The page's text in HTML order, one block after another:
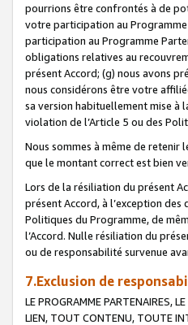
pourrions être confrontés à de
votre participation au
participation au Programme
obligations relatives au
présent Accord; (g) nous avons
nous considérons être votre
sa version habituellement mise à
violation de l’Article 5 ou des
Nous sommes à même de retenir
que le montant correct est bien
Lors de la résiliation du présent
présent Accord, à l’exception
Politiques du Programme, de
l’Accord. Nulle résiliation du
ou de responsabilité survenue
7.Exclusion de
LE PROGRAMME PARTENAIRES,
LIEN, TOUT CONTENU, TOUTE